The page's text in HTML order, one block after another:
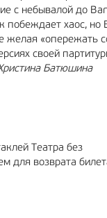
с небывалой до
побеждает хаос, но
желая «опережать
своей
Батюшина
Театра без
для возврата